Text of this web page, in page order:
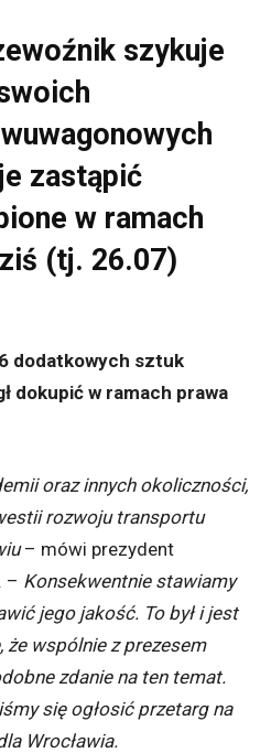
szykuje
zastąpić
w ramach
(tj. 26.07)
dodatkowych sztuk
dokupić w ramach prawa
oraz innych okoliczności,
rozwoju transportu
– mówi prezydent
– Konsekwentnie stawiamy
jego jakość. To był i jest
że wspólnie z prezesem
zdanie na ten temat.
się ogłosić przetarg na
Wrocławia.